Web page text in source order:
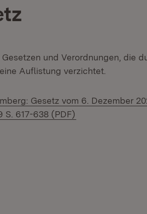
und Verordnungen, die
Auflistung verzichtet.
Gesetz vom 6. Dezember
S. 617-638 (PDF)